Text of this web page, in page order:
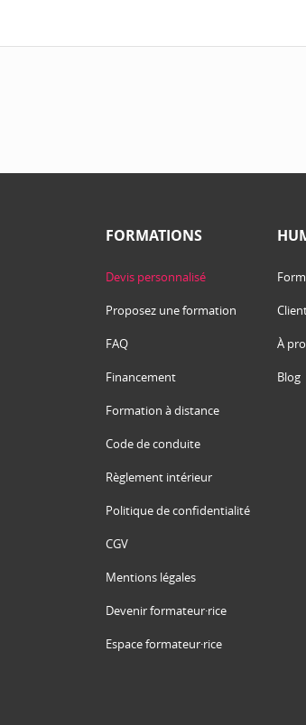
FORMATIONS
Devis personnalisé
Proposez une formation
FAQ
Financement
Formation à distance
Code de conduite
Règlement intérieur
Politique de confidentialité
CGV
Mentions légales
Devenir formateur·rice
Espace formateur·rice
À
Blog